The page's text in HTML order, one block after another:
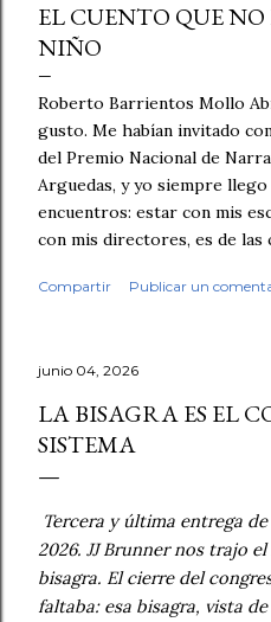
EL CUENTO QUE
NIÑO
Roberto Barrientos Mollo
gusto. Me habían invitado
del Premio Nacional de
Arguedas, y yo siempre
encuentros: estar con mis
con mis directores, es de las
mi trabajo. Antes de
saludos, conversación.
el tipo de redacción, esa
reconoce cuando ha leído
ensayos de secundaria.
con varias herramientas de
diagnóstico se repetía:
perfecto. Y aquí quiero ser
infalible, y no pondría las
individual. Pe...
Compartir Publicar un
junio 04, 2026
LA BISAGRA ES EL
SISTEMA
Tercera y última entrega
2026. JJ Brunner nos trajo
bisagra. El cierre del
faltaba: esa bisagra, vista